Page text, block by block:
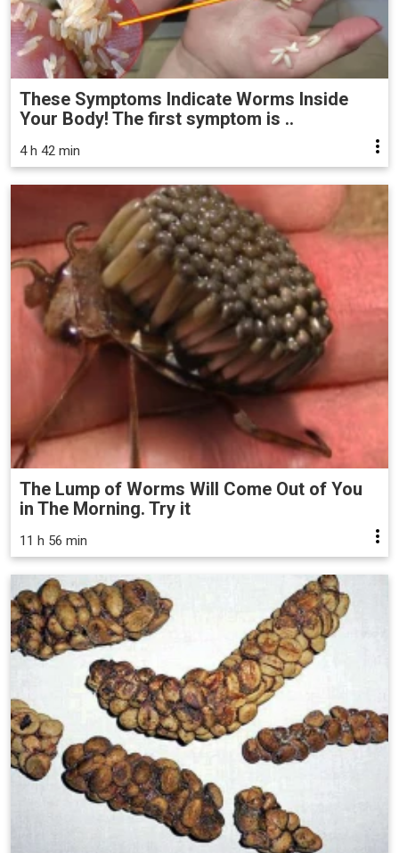
These Symptoms Indicate Worms Inside
Your Body! The first symptom is ..
4 h 42 min
The Lump of Worms Will Come Out of You
in The Morning. Try it
11 h 56 min